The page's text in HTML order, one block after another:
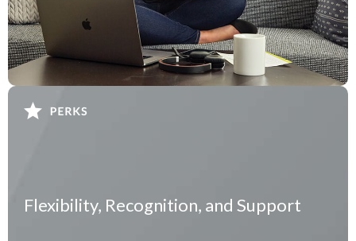
Flexibility, Recognition, and Support